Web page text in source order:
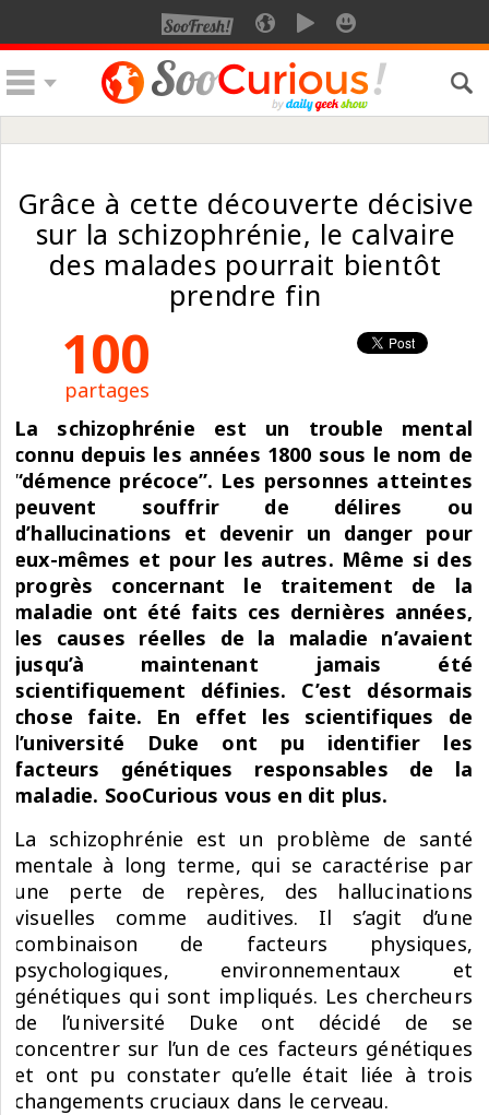
Grâce à cette découverte décisive
sur la schizophrénie, le calvaire
des malades pourrait bientôt
prendre fin
100
partages
La schizophrénie est un trouble mental
connu depuis les années 1800 sous le nom de
“démence précoce”. Les personnes atteintes
peuvent souffrir de délires ou
d’hallucinations et devenir un danger pour
eux-mêmes et pour les autres. Même si des
progrès concernant le traitement de la
maladie ont été faits ces dernières années,
les causes réelles de la maladie n’avaient
jusqu’à maintenant jamais été
scientifiquement définies. C’est désormais
chose faite. En effet les scientifiques de
l’université Duke ont pu identifier les
facteurs génétiques responsables de la
maladie. SooCurious vous en dit plus.
La schizophrénie est un problème de santé
mentale à long terme, qui se caractérise par
une perte de repères, des hallucinations
visuelles comme auditives. Il s’agit d’une
combinaison de facteurs physiques,
psychologiques, environnementaux et
génétiques qui sont impliqués. Les chercheurs
de l’université Duke ont décidé de se
concentrer sur l’un de ces facteurs génétiques
et ont pu constater qu’elle était liée à trois
changements cruciaux dans le cerveau.